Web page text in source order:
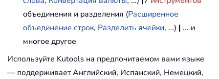
объединения и разделения (Расширенное
объединение строк, Разделить ячейки, ...) | ... и
многое другое
Используйте Kutools на предпочитаемом вами языке
— поддерживает Английский, Испанский, Немецкий,